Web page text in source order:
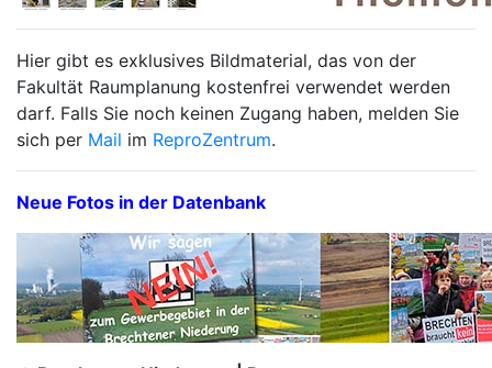
Hier gibt es exklusives Bildmaterial, das von der
Fakultät Raumplanung kostenfrei verwendet werden
darf. Falls Sie noch keinen Zugang haben, melden Sie
sich per Mail im ReproZentrum.
Neue Fotos in der Datenbank